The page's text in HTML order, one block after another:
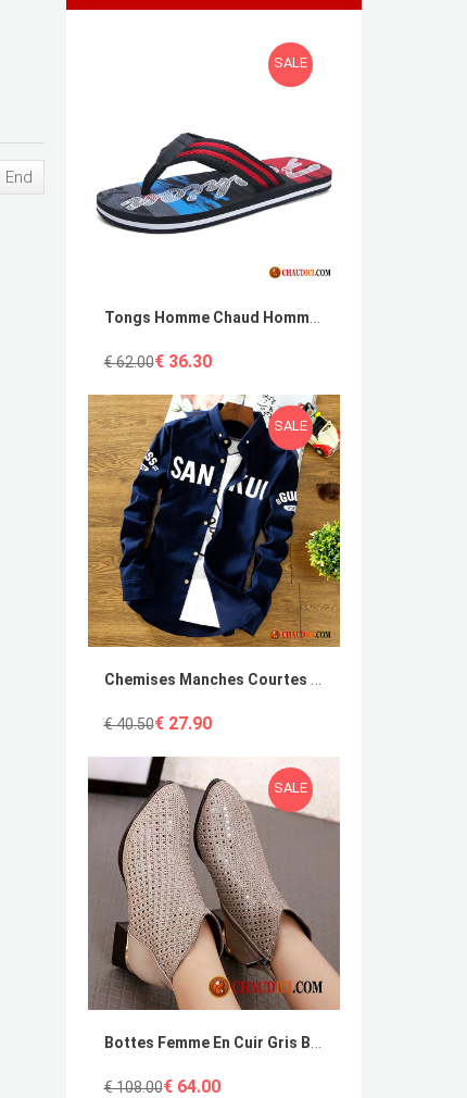
End
SALE
€ 62.00€ 36.30
SALE
Chemises Manches Courtes Tendance Étudiant Chemise Homme Slim
€ 40.50€ 27.90
SALE
€ 108.00€ 64.00